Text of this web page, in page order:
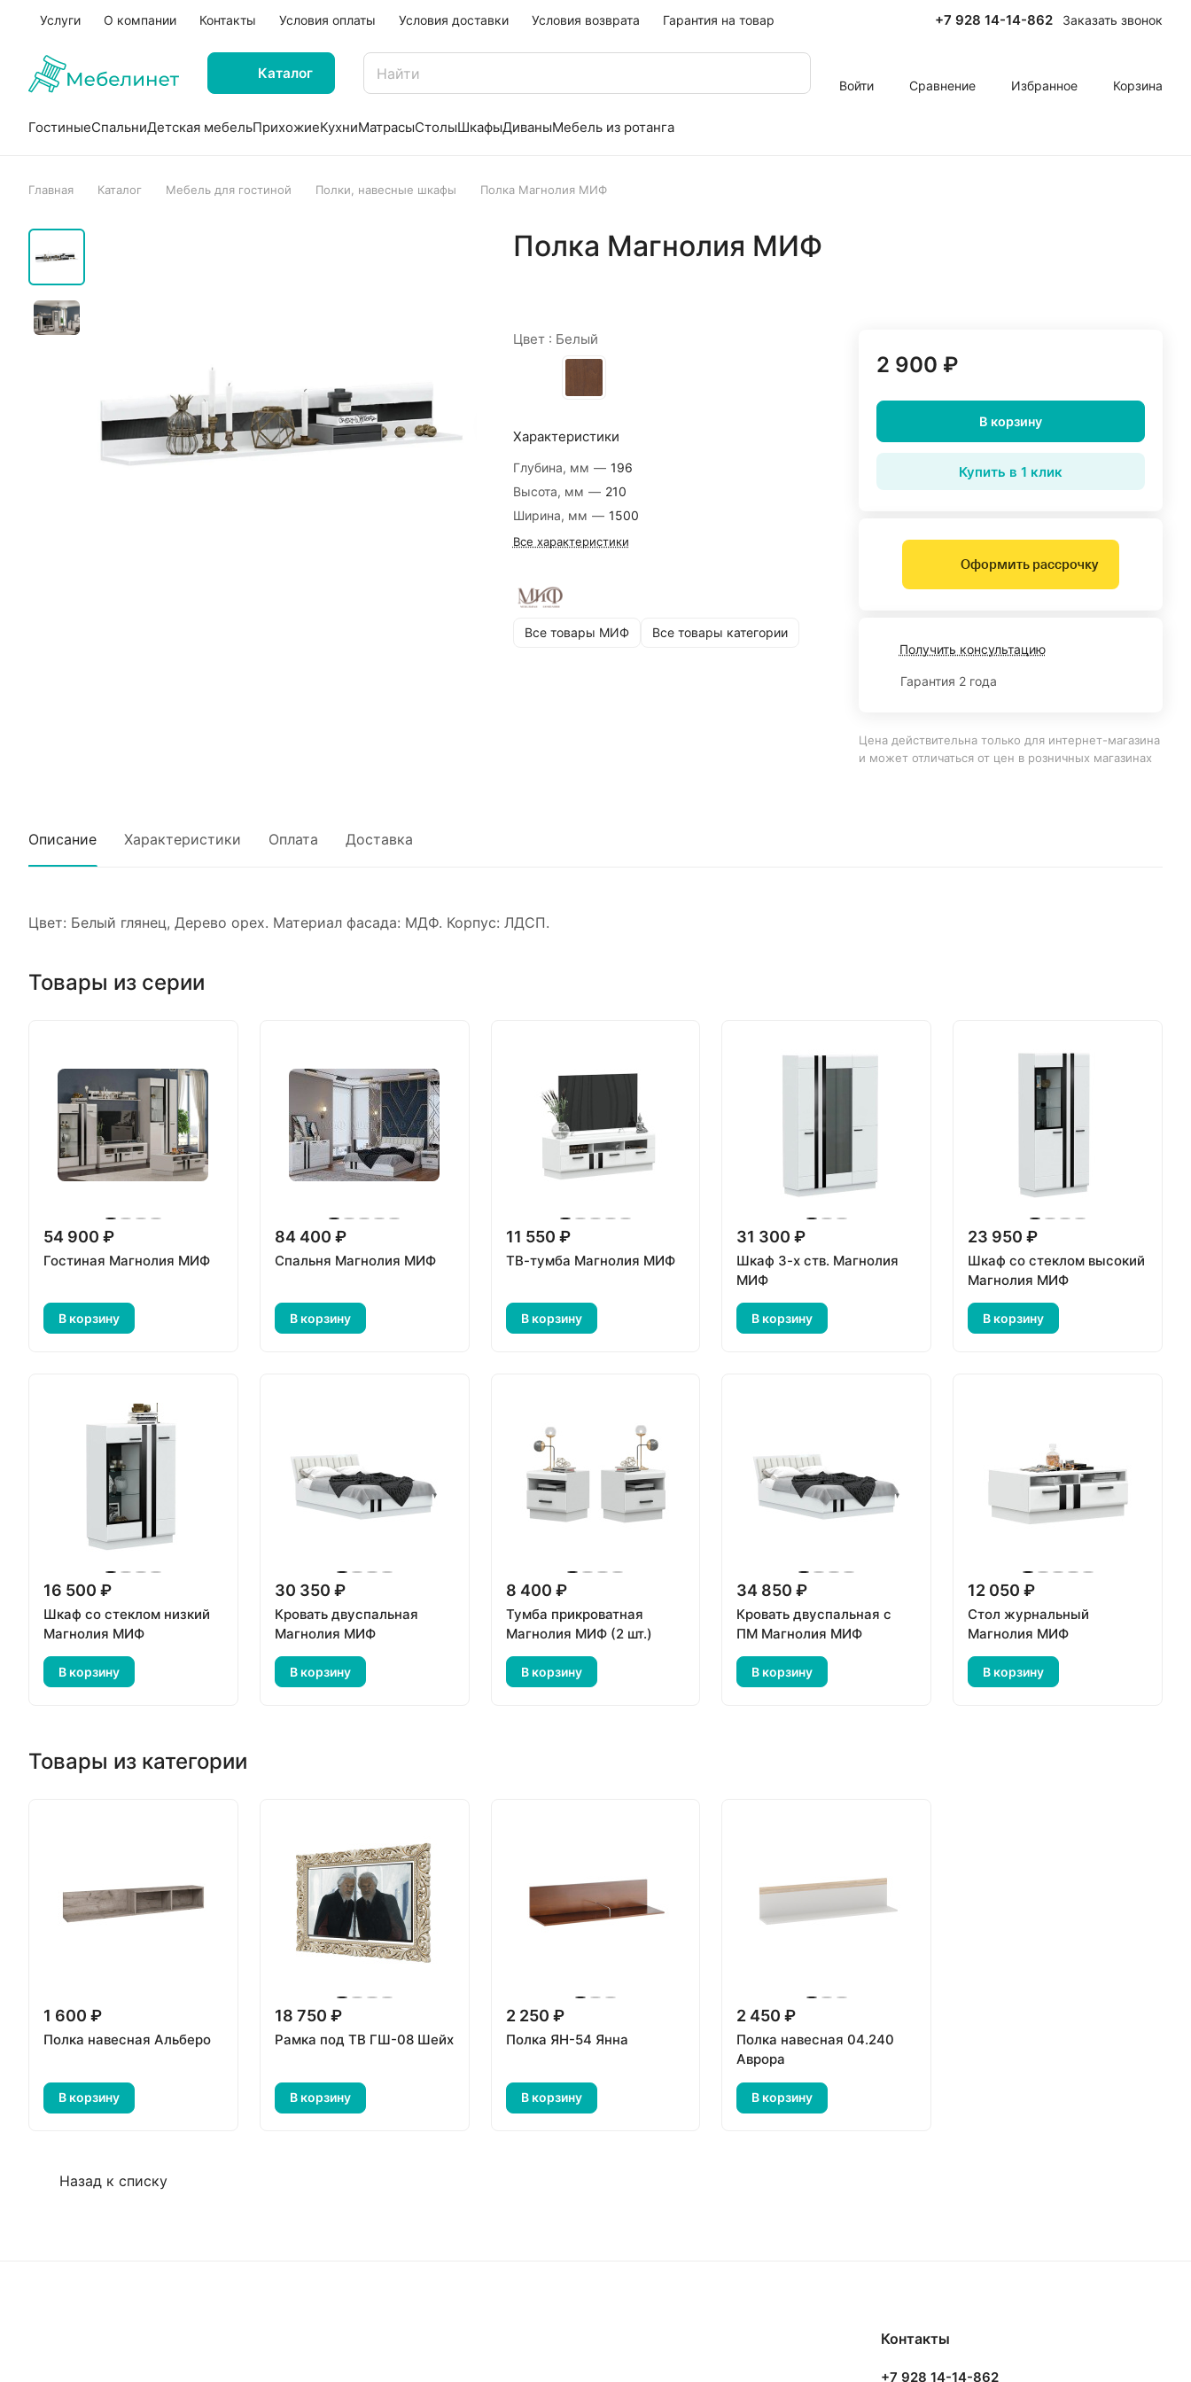
Услуги О компании Контакты Условия оплаты Условия доставки Условия возврата Гарантия на товар +7 928 14-14-862 Заказать звонок
Каталог
Войти Сравнение Избранное Корзина
ГостиныеСпальниДетская мебельПрихожиеКухниМатрасыСтолыШкафыДиваныМебель из ротанга
Главная Каталог Мебель для гостиной Полки, навесные шкафы Полка Магнолия МИФ
Полка Магнолия МИФ
Цвет : Белый
Характеристики
Глубина, мм — 196
Высота, мм — 210
Ширина, мм — 1500
Все характеристики
Все товары МИФ Все товары категории
2 900 ₽
В корзину
Купить в 1 клик
Оформить рассрочку
Получить консультацию
Гарантия 2 года
Цена действительна только для интернет-магазина
и может отличаться от цен в розничных магазинах
Описание Характеристики Оплата Доставка
Цвет: Белый глянец, Дерево орех. Материал фасада: МДФ. Корпус: ЛДСП.
Товары из серии
54 900 ₽
Гостиная Магнолия МИФ
В корзину
84 400 ₽
Спальня Магнолия МИФ
В корзину
11 550 ₽
ТВ-тумба Магнолия МИФ
В корзину
31 300 ₽
Шкаф 3-х ств. Магнолия
МИФ
В корзину
23 950 ₽
Шкаф со стеклом высокий
Магнолия МИФ
В корзину
16 500 ₽
Шкаф со стеклом низкий
Магнолия МИФ
В корзину
30 350 ₽
Кровать двуспальная
Магнолия МИФ
В корзину
8 400 ₽
Тумба прикроватная
Магнолия МИФ (2 шт.)
В корзину
34 850 ₽
Кровать двуспальная с
ПМ Магнолия МИФ
В корзину
12 050 ₽
Стол журнальный
Магнолия МИФ
В корзину
Товары из категории
1 600 ₽
Полка навесная Альберо
В корзину
18 750 ₽
Рамка под ТВ ГШ-08 Шейх
В корзину
2 250 ₽
Полка ЯН-54 Янна
В корзину
2 450 ₽
Полка навесная 04.240
Аврора
В корзину
Назад к списку
Контакты
+7 928 14-14-862